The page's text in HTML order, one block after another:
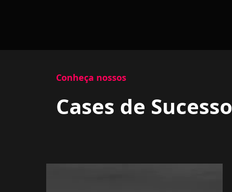
Conheça nossos
Cases de Sucesso